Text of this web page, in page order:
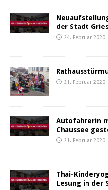
der Stadt
24. Februar 2020
21. Februar 2020
Autofahrerin
Chaussee
21. Februar 2020
Thai-
Lesung in der